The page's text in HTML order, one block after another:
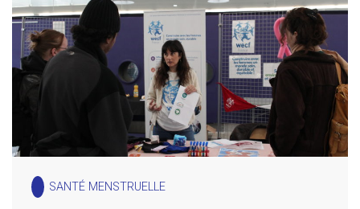
SANTÉ MENSTRUELLE